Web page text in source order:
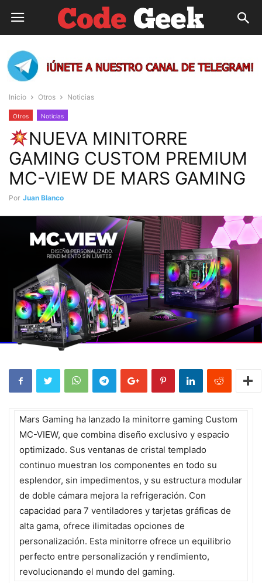
Inicio Otros Noticias
Otros Noticias
NUEVA MINITORRE
GAMING CUSTOM PREMIUM
MC-VIEW DE MARS GAMING
Por Juan Blanco
Mars Gaming ha lanzado la minitorre gaming Custom
MC-VIEW, que combina diseño exclusivo y espacio
optimizado. Sus ventanas de cristal templado
continuo muestran los componentes en todo su
esplendor, sin impedimentos, y su estructura modular
de doble cámara mejora la refrigeración. Con
capacidad para 7 ventiladores y tarjetas gráficas de
alta gama, ofrece ilimitadas opciones de
personalización. Esta minitorre ofrece un equilibrio
perfecto entre personalización y rendimiento,
revolucionando el mundo del gaming.